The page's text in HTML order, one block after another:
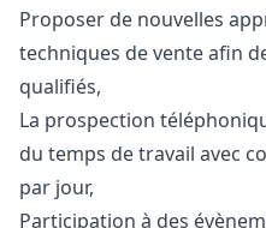
Proposer de nouvelles
techniques de vente afin
qualifiés,
La prospection
du temps de travail avec
par jour,
Participation à des